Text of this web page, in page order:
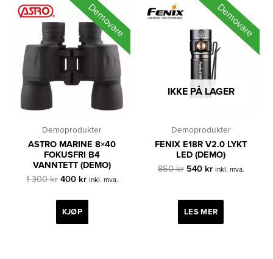
Demovare
Demoprodukter
ASTRO MARINE 8×40
FOKUSFRI B4
VANNTETT (DEMO)
1 300kr Opprinnelig
var:
1
400 krNåværende
er:
inkl. mva.
KJØP
Demovare
IKKE PÅ LAGER
Demoprodukter
FENIX E18R V2.0 LYKT
LED (DEMO)
850kr Opprinnelig
850 kr.
540 krNåværende
540 kr.
inkl. mva.
LES MER